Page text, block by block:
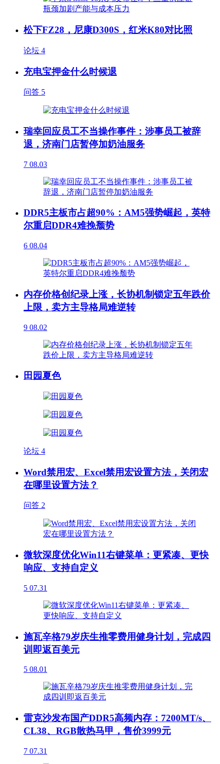
松下FZ28，尼康D300S，红米K80对比照
论坛 4
充电宝押金什么时候退
问答 5
瑞幸回应员工不当操作事件：涉事员工被辞
退，济南门店暂停加奶油服务
7 08.03
DDR5主板市占超90%：AM5强势崛起，英特
尔重启DDR4难挽颓势
6 08.04
内存价格创纪录上涨，长协机制锁定五年跌价
上限，卖方主导格局难逆转
9 08.02
田园夏色
论坛 4
Word禁用宏、Excel禁用宏设置方法，关闭宏
在哪里设置方法？
问答 2
微软深度优化Win11右键菜单：更紧凑、更快
响应、支持自定义
5 07.31
施瓦辛格79岁庆生推零费用健身计划，完成四
训即返百美元
5 08.01
雷克沙发布国产DDR5高频内存：7200MT/s、
CL38、RGB散热马甲，售价3999元
7 07.31